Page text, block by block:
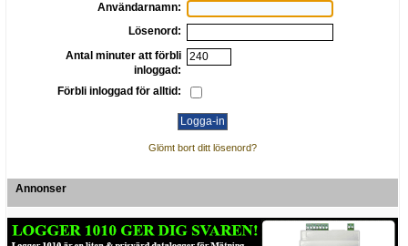
Användarnamn:
Lösenord:
Antal minuter att förbli
inloggad:
Förbli inloggad för alltid:
Glömt bort ditt lösenord?
Annonser